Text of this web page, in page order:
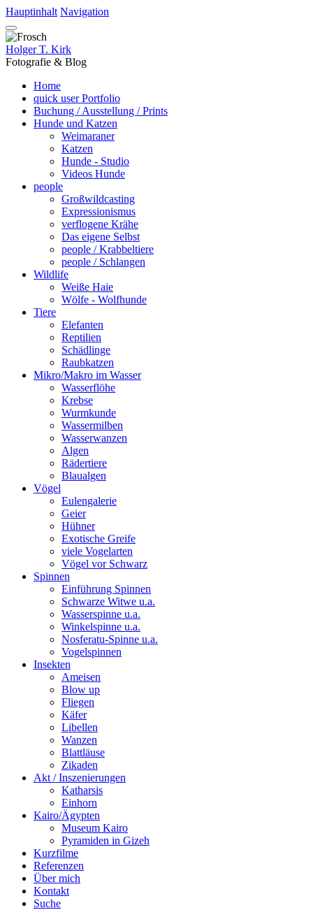
Hauptinhalt Navigation
Holger T. Kirk
Fotografie & Blog
Home
quick user Portfolio
Buchung / Ausstellung / Prints
Hunde und Katzen
Weimaraner
Katzen
Hunde - Studio
Videos Hunde
people
Großwildcasting
Expressionismus
verflogene Krähe
Das eigene Selbst
people / Krabbeltiere
people / Schlangen
Wildlife
Weiße Haie
Wölfe - Wolfhunde
Tiere
Elefanten
Reptilien
Schädlinge
Raubkatzen
Mikro/Makro im Wasser
Wasserflöhe
Krebse
Wurmkunde
Wassermilben
Wasserwanzen
Algen
Rädertiere
Blaualgen
Vögel
Eulengalerie
Geier
Hühner
Exotische Greife
viele Vogelarten
Vögel vor Schwarz
Spinnen
Einführung Spinnen
Schwarze Witwe u.a.
Wasserspinne u.a.
Winkelspinne u.a.
Nosferatu-Spinne u.a.
Vogelspinnen
Insekten
Ameisen
Blow up
Fliegen
Käfer
Libellen
Wanzen
Blattläuse
Zikaden
Akt / Inszenierungen
Katharsis
Einhorn
Kairo/Ägypten
Museum Kairo
Pyramiden in Gizeh
Kurzfilme
Referenzen
Über mich
Kontakt
Suche